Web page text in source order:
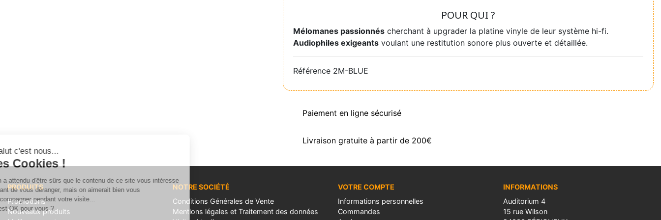
POUR QUI ?
Mélomanes passionnés cherchant à upgrader la platine vinyle de leur système hi-fi.
Audiophiles exigeants voulant une restitution sonore plus ouverte et détaillée.
Référence 2M-BLUE
Paiement en ligne sécurisé
Livraison gratuite à partir de 200€
PRODUITS
Promotions
Nouveaux produits
NOTRE SOCIÉTÉ
Conditions Générales de Vente
Mentions légales et Traitement des données
VOTRE COMPTE
Informations personnelles
Commandes
INFORMATIONS
Auditorium 4
15 rue Wilson
Salut c'est nous...
les Cookies !
On a attendu d'être sûrs que le contenu de ce site vous intéresse
avant de vous déranger, mais on aimerait bien vous
accompagner pendant votre visite...
C'est OK pour vous ?